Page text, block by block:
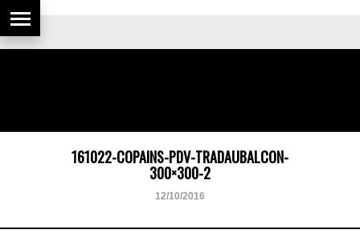
161022-COPAINS-PDV-TRADAUBALCON-
300×300-2
12/10/2016